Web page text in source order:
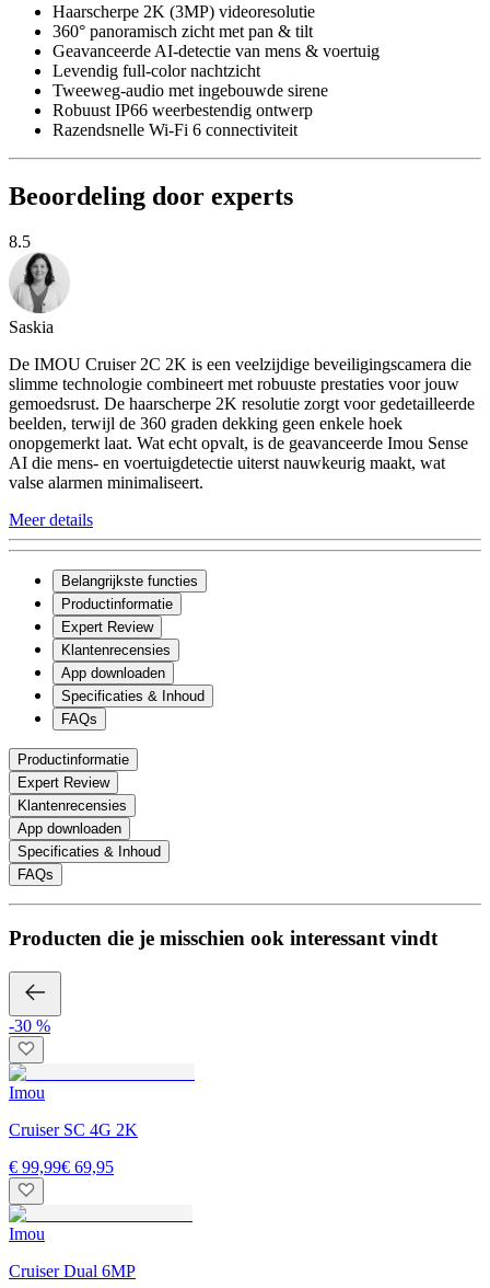
Haarscherpe 2K (3MP) videoresolutie
360° panoramisch zicht met pan & tilt
Geavanceerde AI-detectie van mens & voertuig
Levendig full-color nachtzicht
Tweeweg-audio met ingebouwde sirene
Robuust IP66 weerbestendig ontwerp
Razendsnelle Wi-Fi 6 connectiviteit
Beoordeling door experts
8.5
Saskia
De IMOU Cruiser 2C 2K is een veelzijdige beveiligingscamera die
slimme technologie combineert met robuuste prestaties voor jouw
gemoedsrust. De haarscherpe 2K resolutie zorgt voor gedetailleerde
beelden, terwijl de 360 graden dekking geen enkele hoek
onopgemerkt laat. Wat echt opvalt, is de geavanceerde Imou Sense
AI die mens- en voertuigdetectie uiterst nauwkeurig maakt, wat
valse alarmen minimaliseert.
Meer details
Belangrijkste functies
Productinformatie
Expert Review
Klantenrecensies
App downloaden
Specificaties & Inhoud
FAQs
Productinformatie
Expert Review
Klantenrecensies
App downloaden
Specificaties & Inhoud
FAQs
Producten die je misschien ook interessant vindt
-30 %
Imou
Cruiser SC 4G 2K
€ 99,99€ 69,95
Imou
Cruiser Dual 6MP